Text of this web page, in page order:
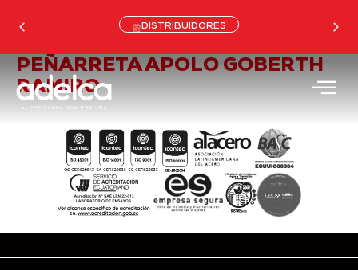
DISTRIBUIDORES
PEÑARRETA APOLO GOBERTH
RAMIRO